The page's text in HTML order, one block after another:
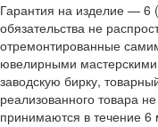
Гарантия на изделие — 6
обязательства не
отремонтированные
ювелирными
заводскую бирку,
реализованного товара
принимаются в течение